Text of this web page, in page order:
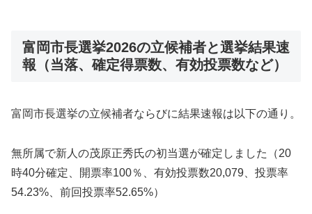
富岡市長選挙2026の立候補者と選挙結果速
報（当落、確定得票数、有効投票数など）
富岡市長選挙の立候補者ならびに結果速報は以下の通り。
無所属で新人の茂原正秀氏の初当選が確定しました（20
時40分確定、開票率100％、有効投票数20,079 、投票率
54.23%、前回投票率52.65%）